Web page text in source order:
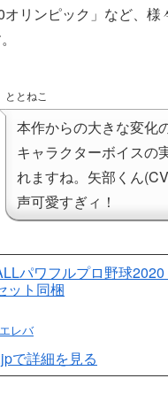
オリンピック」など、様
ととねこ
本作からの大きな変化
キャラクターボイスの
れますね。矢部くん
声可愛すぎィ！
パワフルプロ野球
ット同梱
レバ
で詳細を見る